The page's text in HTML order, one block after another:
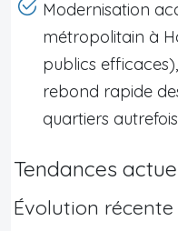
Modernisation
métropolitain à
publics
rebond rapide
quartiers
Tendances
Évolution récente